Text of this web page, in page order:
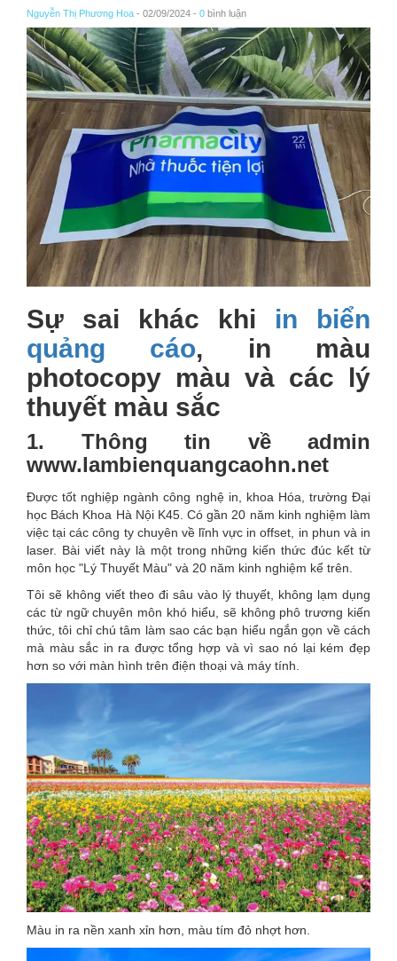
Nguyễn Thị Phương Hoa - 02/09/2024 - 0 bình luận
Sự sai khác khi in biển
quảng cáo, in màu
photocopy màu và các lý
thuyết màu sắc
1. Thông tin về admin
www.lambienquangcaohn.net
Được tốt nghiệp ngành công nghệ in, khoa Hóa, trường Đại
học Bách Khoa Hà Nội K45. Có gần 20 năm kinh nghiệm làm
việc tại các công ty chuyên về lĩnh vực in offset, in phun và in
laser. Bài viết này là một trong những kiến thức đúc kết từ
môn học "Lý Thuyết Màu" và 20 năm kinh nghiệm kể trên.
Tôi sẽ không viết theo đi sâu vào lý thuyết, không lạm dụng
các từ ngữ chuyên môn khó hiểu, sẽ không phô trương kiến
thức, tôi chỉ chú tâm làm sao các bạn hiểu ngắn gọn về cách
mà màu sắc in ra được tổng hợp và vì sao nó lại kém đẹp
hơn so với màn hình trên điện thoại và máy tính.
Màu in ra nền xanh xỉn hơn, màu tím đỏ nhợt hơn.